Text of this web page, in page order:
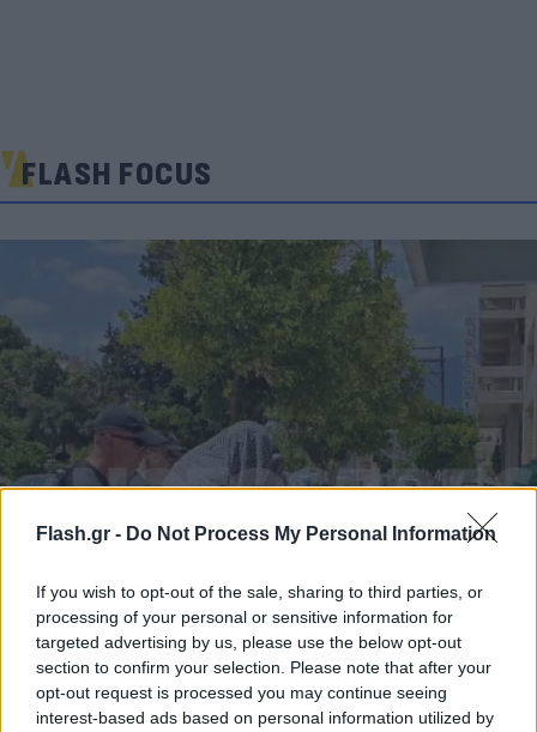
Flash.gr - Do Not Process My Personal Information
If you wish to opt-out of the sale, sharing to third parties, or
processing of your personal or sensitive information for
targeted advertising by us, please use the below opt-out
section to confirm your selection. Please note that after your
opt-out request is processed you may continue seeing
interest-based ads based on personal information utilized by
FLASH FOCUS